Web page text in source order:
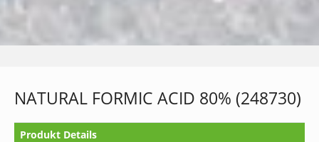
NATURAL FORMIC ACID 80% (248730)
Produkt Details